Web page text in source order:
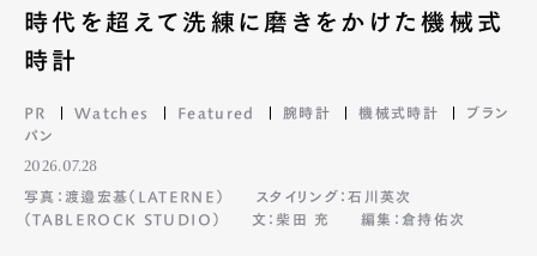
時代を超えて洗練に磨きをかけた機械式
時計
PR Watches Featured 腕時計 機械式時計
ブラン
パン
2026.07.28
写真：渡邉宏基（LATERNE）
スタイリング：石川英次
（TABLEROCK STUDIO）
文：柴田 充 編集：倉持佑次